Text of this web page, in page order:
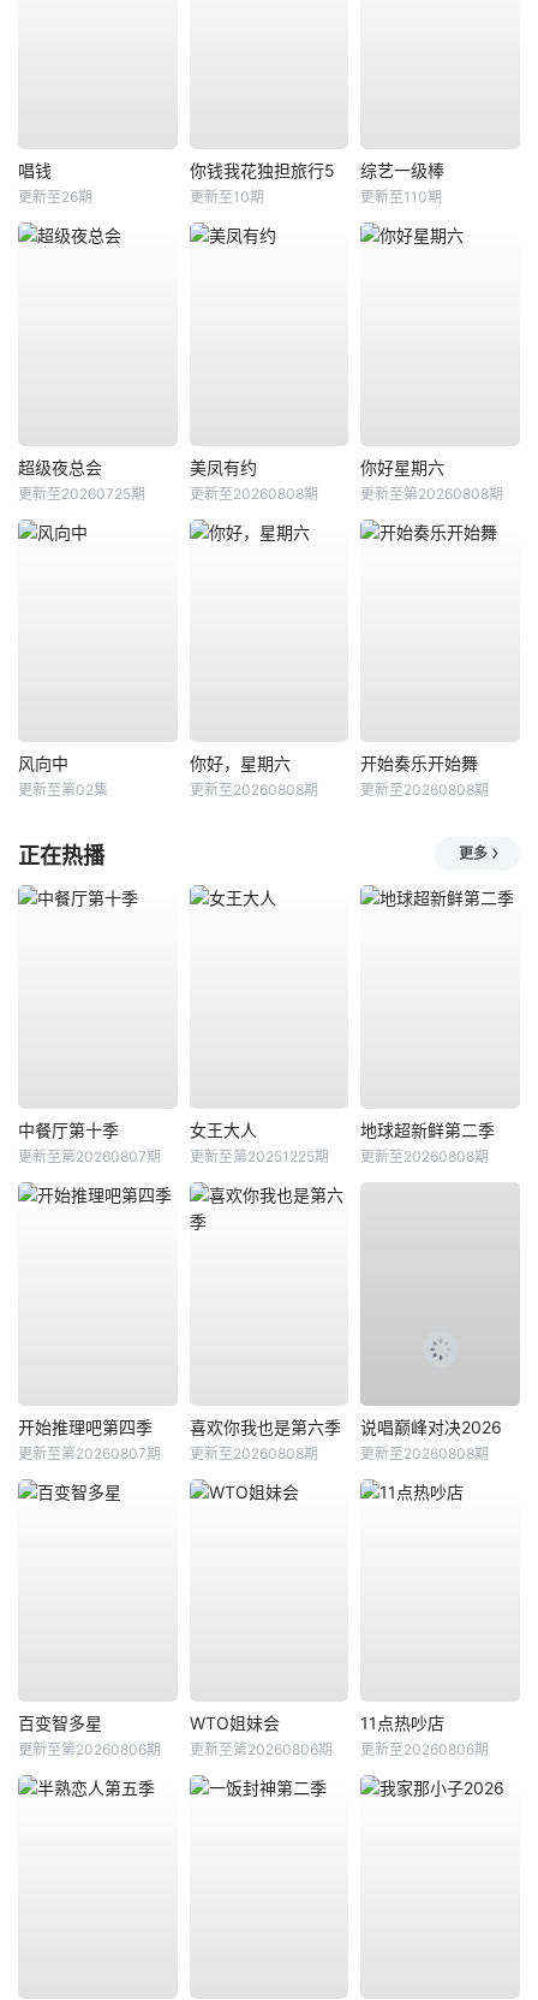
唱钱
更新至26期
你钱我花独担旅行5
更新至10期
综艺一级棒
更新至110期
超级夜总会
更新至20260725期
美凤有约
更新至20260808期
你好星期六
更新至第20260808期
风向中
更新至第02集
你好，星期六
更新至20260808期
开始奏乐开始舞
更新至20260808期
正在热播 更多
中餐厅第十季
更新至第20260807期
女王大人
更新至第20251225期
地球超新鲜第二季
更新至20260808期
开始推理吧第四季
更新至第20260807期
喜欢你我也是第六季
更新至20260808期
说唱巅峰对决2026
更新至20260808期
百变智多星
更新至第20260806期
WTO姐妹会
更新至第20260806期
11点热吵店
更新至20260806期